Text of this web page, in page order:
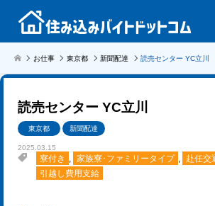
お仕事 東京都 新聞配達 読売センター YC立川
読売センター YC立川
東京都 新聞配達
2025.03.15
寮付き , 家族寮･ファミリータイプ , 赴任交
引越し費用支給